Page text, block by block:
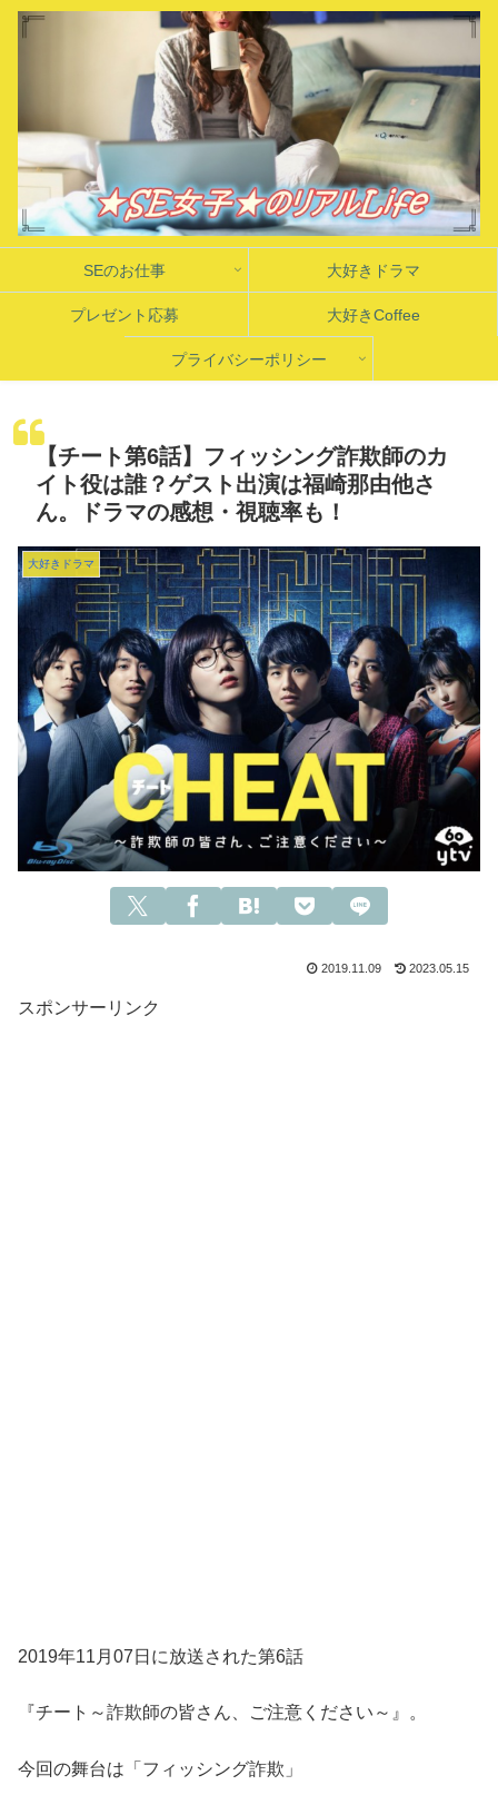
SEのお仕事 大好きドラマ
プレゼント応募 大好きCoffee
プライバシーポリシー
【チート第6話】フィッシング詐欺師のカ
イト役は誰？ゲスト出演は福崎那由他さ
ん。ドラマの感想・視聴率も！
大好きドラマ
2019.11.09 2023.05.15
スポンサーリンク
2019年11月07日に放送された第6話
『チート～詐欺師の皆さん、ご注意ください～』。
今回の舞台は「フィッシング詐欺」